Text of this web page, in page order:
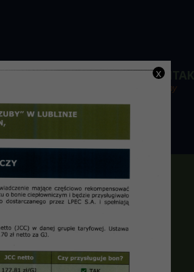
OSIEDLA KONTAKT
telefony
r.
x